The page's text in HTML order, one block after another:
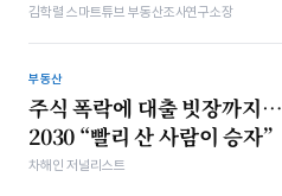
김학렬 스마트튜브 부동산조사연구소장
부동산
주식 폭락에 대출 빗장까지…
2030 “빨리 산 사람이 승자”
차해인 저널리스트